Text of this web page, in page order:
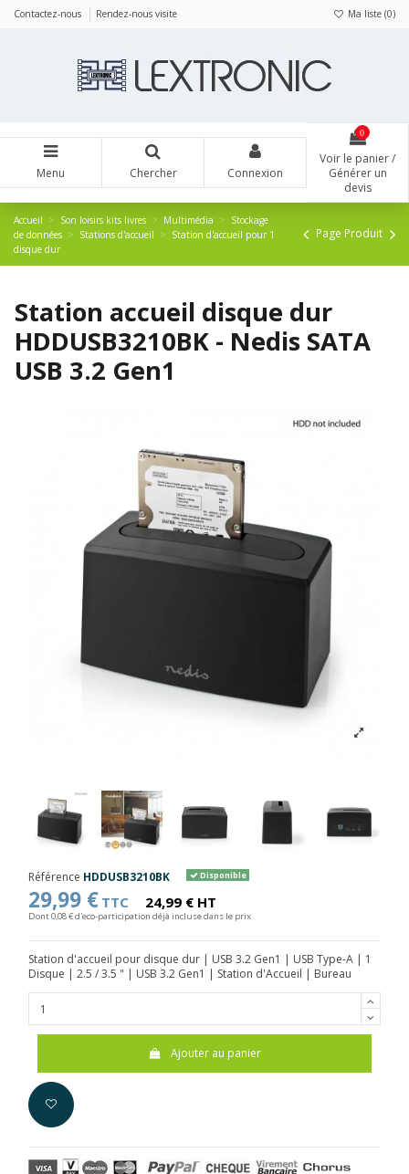
Contactez-nous Rendez-nous visite Ma liste (0)
Menu Chercher Connexion
0
Voir le panier /
Générer un
devis
Accueil Son loisirs kits livres Multimédia
Stockage
de données
Stations d'accueil
Station d'accueil pour 1
disque dur
Page Produit
Station accueil disque dur
HDDUSB3210BK - Nedis SATA
USB 3.2 Gen1
Référence HDDUSB3210BK Disponible
29,99 € TTC 24,99 € HT
Dont 0,08 € d'eco-participation déjà incluse dans le prix
Station d'accueil pour disque dur | USB 3.2 Gen1 | USB Type-A | 1
Disque | 2.5 / 3.5 " | USB 3.2 Gen1 | Station d'Accueil | Bureau
Ajouter au panier
Panneau de gestion des cookies